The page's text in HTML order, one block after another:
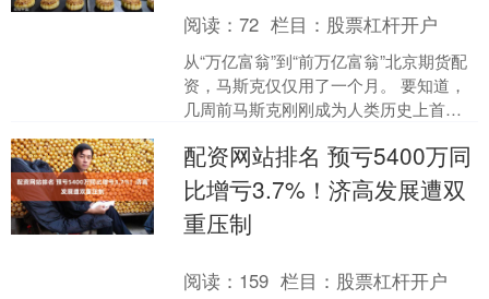
阅读：72 栏目： 股票杠杆开户
从“万亿富翁”到“前万亿富翁”北京期货配
资，马斯克仅仅用了一个月。 要知道，
几周前马斯克刚刚成为人类历史上首位
亿神话”的寿....
配资网站排名 预亏5400万同
比增亏3.7%！济高发展遭双
重压制
阅读： 159 栏目： 股票杠杆开户